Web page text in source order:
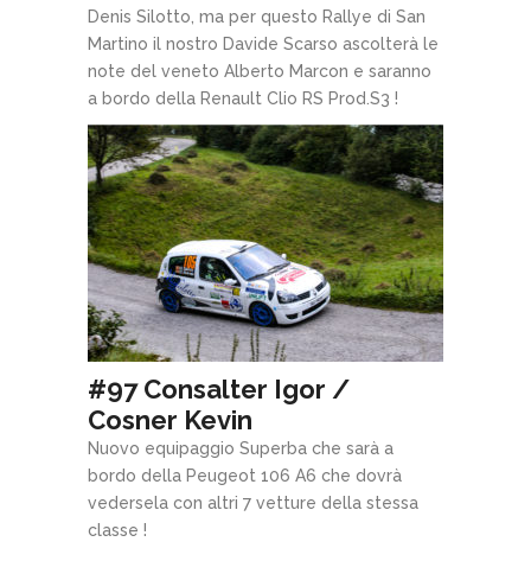
Denis Silotto, ma per questo Rallye di San
Martino il nostro Davide Scarso ascolterà le
note del veneto Alberto Marcon e saranno
a bordo della Renault Clio RS Prod.S3 !
#97 Consalter Igor /
Cosner Kevin
Nuovo equipaggio Superba che sarà a
bordo della Peugeot 106 A6 che dovrà
vedersela con altri 7 vetture della stessa
classe !